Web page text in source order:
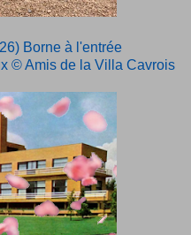
Borne à l'entrée
© Amis de la Villa Cavrois